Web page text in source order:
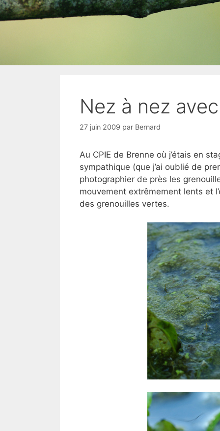
Nez à nez
27 juin 2009 par Bernard
Au CPIE de Brenne où j’étais en
sympathique (que j’ai oublié de
photographier de près les
mouvement extrêmement lents et
des grenouilles vertes.